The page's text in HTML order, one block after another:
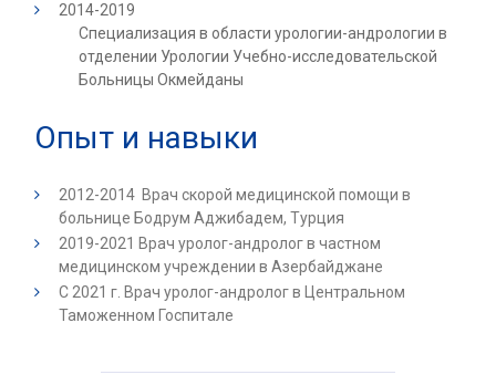
2014-2019
Специализация в области урологии-андрологии в
отделении Урологии Учебно-исследовательской
Больницы Окмейданы
Опыт и навыки
2012-2014 Врач скорой медицинской помощи в
больнице Бодрум Аджибадем, Турция
2019-2021 Врач уролог-андролог в частном
медицинском учреждении в Азербайджане
C 2021 г. Врач уролог-андролог в Центральном
Таможенном Госпитале